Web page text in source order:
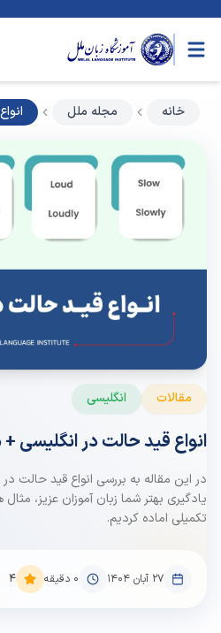
خانه مجله ملل
مقالات انگلیسی
انواع قید حالت در انگلیسی +
در این مقاله به بررسی انواع قید حالت در
یادگیری بهتر شما زبان آموزان عزیز،
تکمیلی اماده کردیم.
۲۷ آبان ۱۴۰۴ 0 دقیقه 4